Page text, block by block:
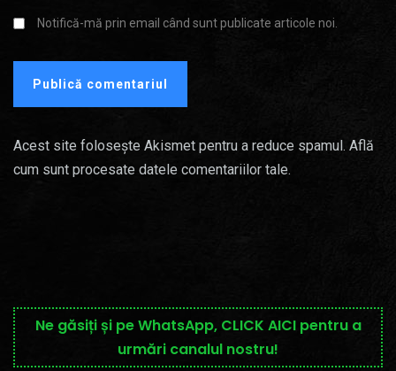
Notifică-mă prin email când sunt publicate articole noi.
Acest site folosește Akismet pentru a reduce spamul. Află
cum sunt procesate datele comentariilor tale.
Ne găsiți și pe WhatsApp, CLICK AICI pentru a
urmări canalul nostru!